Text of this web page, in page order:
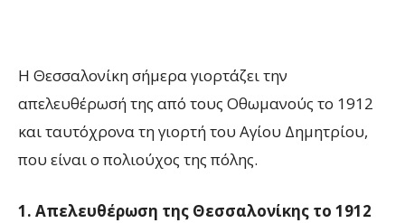
Η Θεσσαλονίκη σήμερα γιορτάζει την
απελευθέρωσή της από τους Οθωμανούς το 1912
και ταυτόχρονα τη γιορτή του Αγίου Δημητρίου,
που είναι ο πολιούχος της πόλης.
1. Απελευθέρωση της Θεσσαλονίκης το 1912